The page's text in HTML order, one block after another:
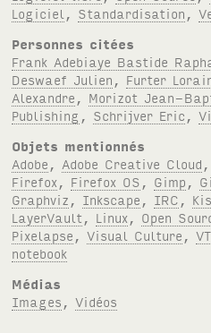
Logiciel
Standardisation ,
Personnes citées
Frank Adebiaye Bastide
Deswaef Julien
Furter
Alexandre
Morizot Jean-
Publishing
Schrijver Eric ,
Objets mentionnés
Adobe
Adobe Creative Cloud
Firefox
Firefox OS Gimp
Graphviz
Inkscape IRC
LayerVault
Linux Open
Pixelapse ,Visual Culture ,
notebook
Médias
Images ,Vidéos